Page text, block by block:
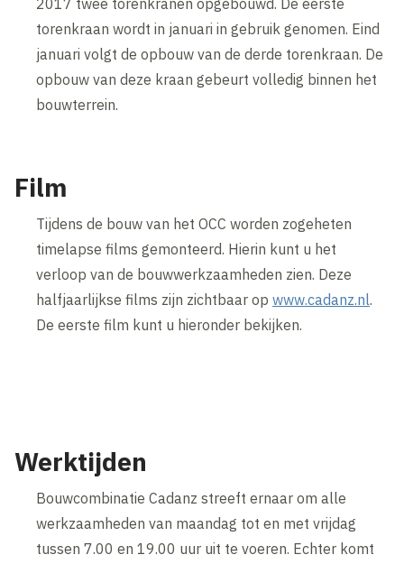
2017 twee torenkranen opgebouwd. De eerste
torenkraan wordt in januari in gebruik genomen. Eind
januari volgt de opbouw van de derde torenkraan. De
opbouw van deze kraan gebeurt volledig binnen het
bouwterrein.
Film
Tijdens de bouw van het OCC worden zogeheten
timelapse films gemonteerd. Hierin kunt u het
verloop van de bouwwerkzaamheden zien. Deze
halfjaarlijkse films zijn zichtbaar opwww.cadanz.nl.
De eerste film kunt u hieronder bekijken.
Wijzig cookie instellingen
Werktijden
Bouwcombinatie Cadanz streeft ernaar om alle
werkzaamheden van maandag tot en met vrijdag
tussen 7.00 en 19.00 uur uit te voeren. Echter komt